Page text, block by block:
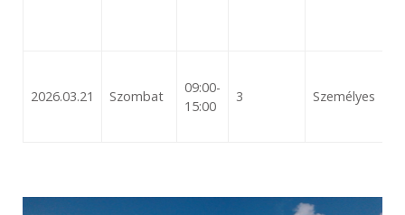
2026.03.21 Szombat
09:00-
15:00
3 Személyes